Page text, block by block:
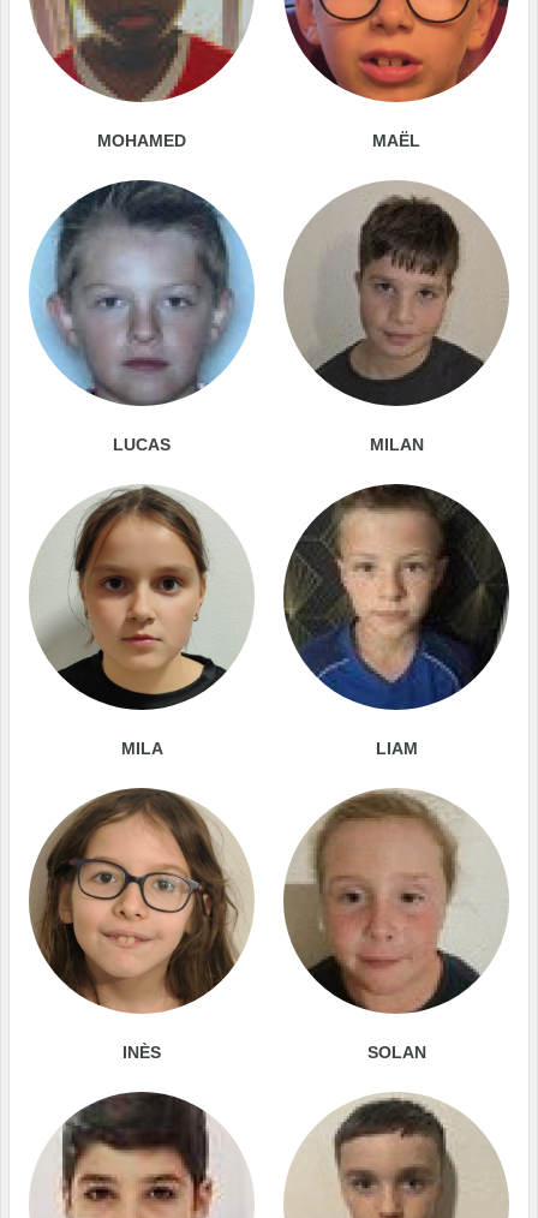
MOHAMED MAËL
LUCAS MILAN
MILA LIAM
INÈS SOLAN